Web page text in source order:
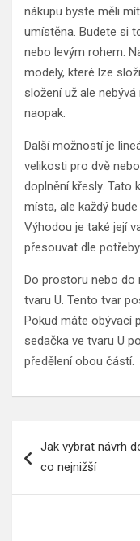
nákupu byste měli
umístěna. Budete si
nebo levým rohem.
modely, které lze
složení už ale
naopak.
Další možností je
velikosti pro dvě
doplnění křesly. Tato
místa, ale každý
Výhodou je také její
přesouvat dle potřeby.
Do prostoru nebo
tvaru U. Tento tvar
Pokud máte obývací
sedačka ve tvaru U
předělení obou částí.
proJak vybrat návrh
co nejnižší